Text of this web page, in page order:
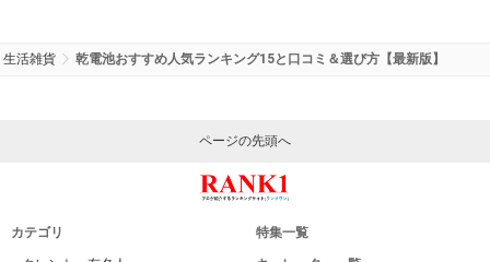
生活雑貨 乾電池おすすめ人気ランキング15と口コミ＆選び方【最新版】
ページの先頭へ
カテゴリ 特集一覧